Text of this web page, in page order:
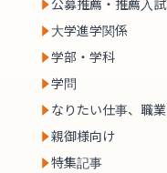
公募推薦・推薦入試
大学進学関係
学部・学科
学問
なりたい仕事、職業
親御様向け
特集記事